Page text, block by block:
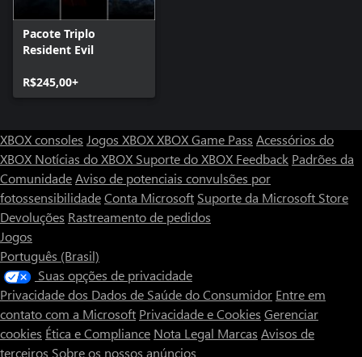
Pacote Triplo
Resident Evil
R$245,00+
XBOX consoles Jogos XBOXXBOX Game Pass Acessórios do
XBOX Notícias do XBOX Suporte do XBOX Feedback Padrões da
ComunidadeAviso de potenciais convulsões por
fotossensibilidadeConta Microsoft Suporte da Microsoft Store
Devoluções Rastreamento de pedidos
Jogos
Português (Brasil)
Suas opções de privacidade
Privacidade dos Dados de Saúde do Consumidor Entre em
contato com a Microsoft Privacidade e Cookies Gerenciar
cookies Ética e Compliance Nota Legal Marcas Avisos de
terceiros Sobre os nossos anúncios